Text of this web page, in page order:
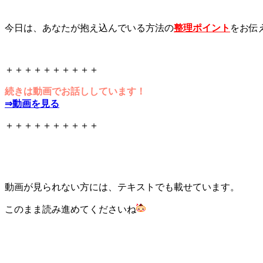
今日は、あなたが抱え込んでいる方法の整理ポイント をお伝
＋＋＋＋＋＋＋＋＋＋
続きは動画でお話ししています！
⇒動画を見る
＋＋＋＋＋＋＋＋＋＋
動画が見られない方には、テキストでも載せています。
このまま読み進めてくださいね